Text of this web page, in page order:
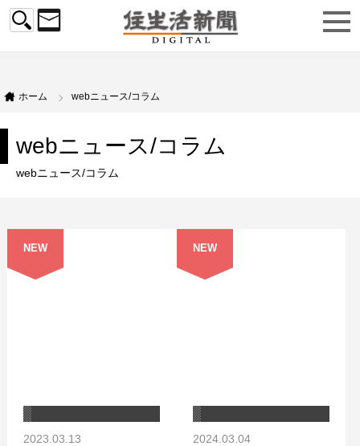
ホーム webニュース/コラム
webニュース/コラム
webニュース/コラム
NEW
2023.03.13
NEW
2024.03.04